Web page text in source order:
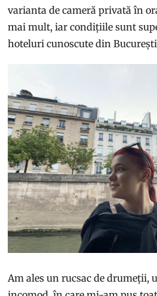
varianta de cameră privată în
mai mult, iar condițiile sunt
hoteluri cunoscute din
Am ales un rucsac de